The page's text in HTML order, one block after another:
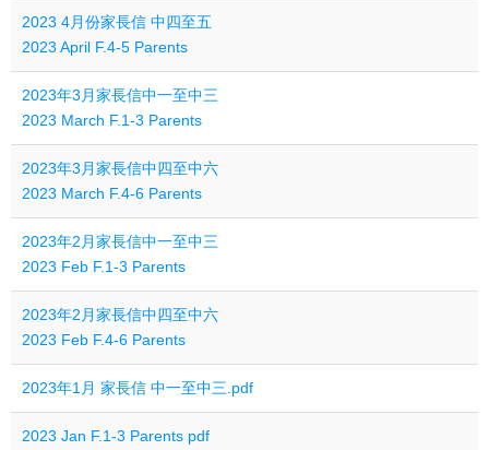
2023 4月份家長信 中四至五
2023 April F.4-5 Parents
2023年3月家長信中一至中三
2023 March F.1-3 Parents
2023年3月家長信中四至中六
2023 March F.4-6 Parents
2023年2月家長信中一至中三
2023 Feb F.1-3 Parents
2023年2月家長信中四至中六
2023 Feb F.4-6 Parents
2023年1月 家長信 中一至中三.pdf
2023 Jan F.1-3 Parents pdf